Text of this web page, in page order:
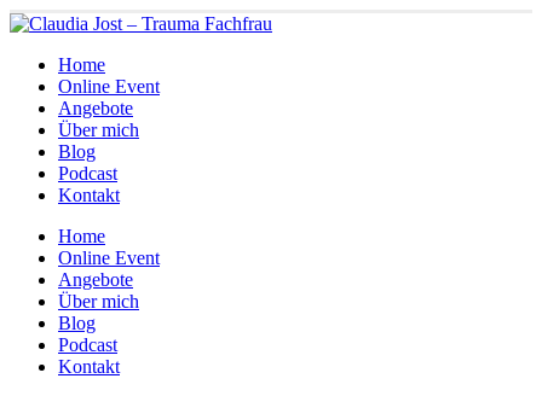
Home
Online Event
Angebote
Über mich
Blog
Podcast
Kontakt
Home
Online Event
Angebote
Über mich
Blog
Podcast
Kontakt